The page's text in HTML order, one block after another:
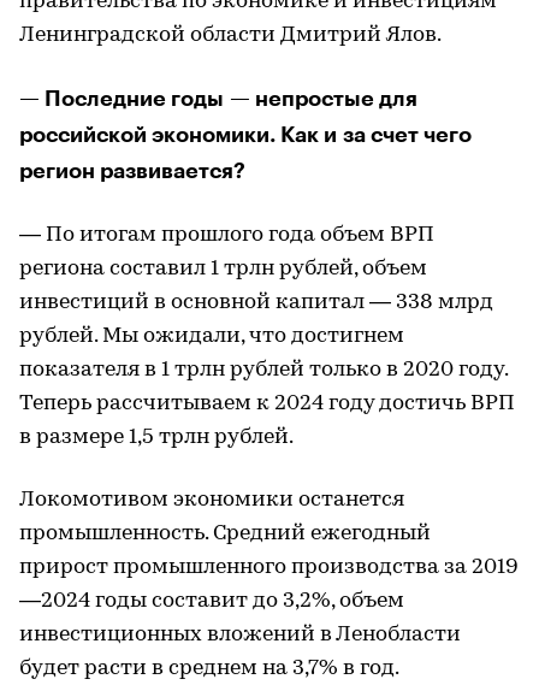
Ленинградской области Дмитрий Ялов.
— Последние годы — непростые для
российской экономики. Как и за счет чего
регион развивается?
— По итогам прошлого года объем ВРП
региона составил 1 трлн рублей, объем
инвестиций в основной капитал — 338 млрд
рублей. Мы ожидали, что достигнем
показателя в 1 трлн рублей только в 2020 году.
Теперь рассчитываем к 2024 году достичь ВРП
в размере 1,5 трлн рублей.
Локомотивом экономики останется
промышленность. Средний ежегодный
прирост промышленного производства за 2019
—2024 годы составит до 3,2%, объем
инвестиционных вложений в Ленобласти
будет расти в среднем на 3,7% в год.